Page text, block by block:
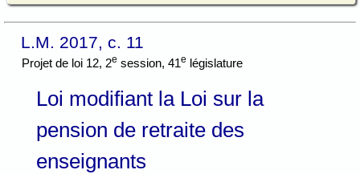
L.M. 2017, c. 11
Projet de loi 12, 2e session, 41e législature
Loi modifiant la Loi sur la
pension de retraite des
enseignants